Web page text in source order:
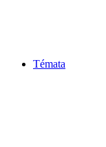
Témata